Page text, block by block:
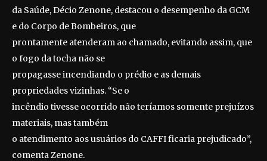
da Saúde, Décio Zenone, destacou o desempenho da GCM
e do Corpo de Bombeiros, que
prontamente atenderam ao chamado, evitando assim, que
o fogo da tocha não se
propagasse incendiando o prédio e as demais
propriedades vizinhas. “Se o
incêndio tivesse ocorrido não teríamos somente prejuízos
materiais, mas também
o atendimento aos usuários do CAFFI ficaria prejudicado”,
comenta Zenone.